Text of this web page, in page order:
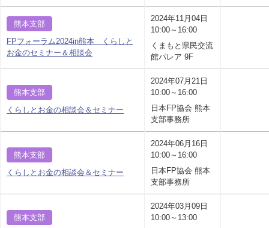
熊本支部
FPフォーラム2024in熊本 くらしと
お金のセミナー＆相談会
2024年11月04日
10:00～16:00
くまもと県民交流
館パレア 9F
熊本支部
くらしとお金の相談会＆セミナー
2024年07月21日
10:00～16:00
日本FP協会 熊本
支部事務所
熊本支部
くらしとお金の相談会＆セミナー
2024年06月16日
10:00～16:00
日本FP協会 熊本
支部事務所
熊本支部
2024年03月09日
10:00～13:00